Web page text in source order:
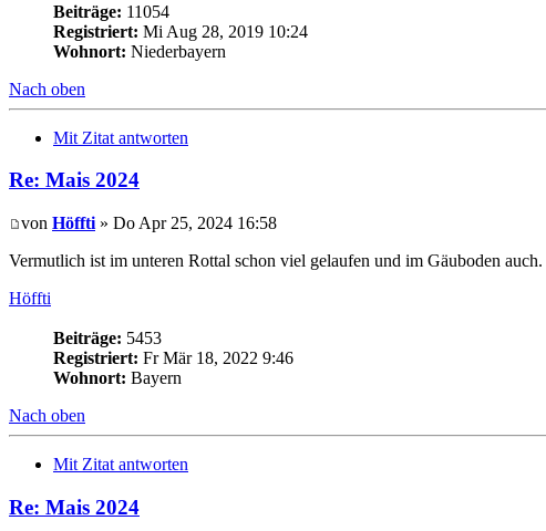
Beiträge: 11054
Registriert: Mi Aug 28, 2019 10:24
Wohnort: Niederbayern
Nach oben
Mit Zitat antworten
Re: Mais 2024
von Höffti » Do Apr 25, 2024 16:58
Vermutlich ist im unteren Rottal schon viel gelaufen und im Gäuboden auch.
Höffti
Beiträge: 5453
Registriert: Fr Mär 18, 2022 9:46
Wohnort: Bayern
Nach oben
Mit Zitat antworten
Re: Mais 2024